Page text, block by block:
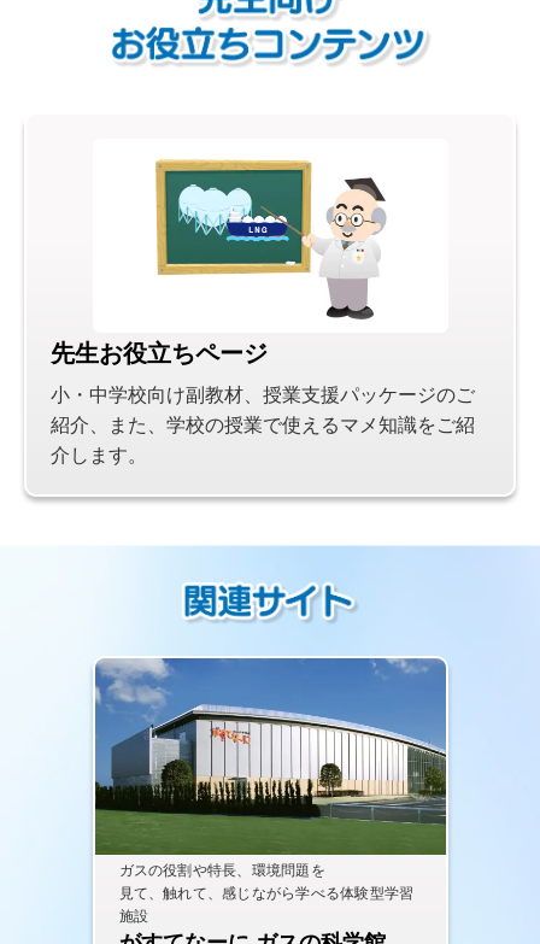
先生お役立ちページ
小・中学校向け副教材、授業支援パッケージのご
紹介、また、学校の授業で使えるマメ知識をご紹
介します。
ガスの役割や特長、環境問題を
見て、触れて、感じながら学べる体験型学習
施設